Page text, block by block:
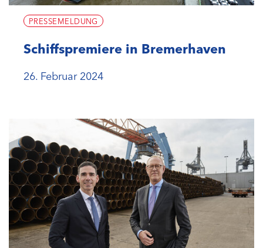
PRESSEMELDUNG
Schiffspremiere in Bremerhaven
26. Februar 2024